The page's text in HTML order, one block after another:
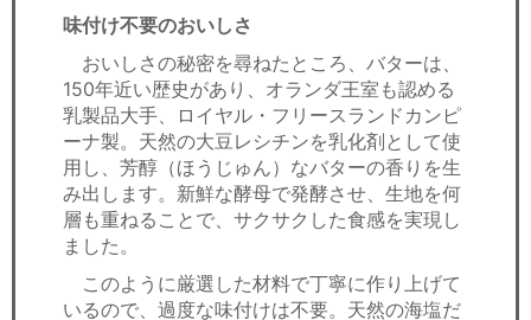
味付け不要のおいしさ
おいしさの秘密を尋ねたところ、バターは、
150年近い歴史があり、オランダ王室も認める
乳製品大手、ロイヤル・フリースランドカンピ
ーナ製。天然の大豆レシチンを乳化剤として使
用し、芳醇（ほうじゅん）なバターの香りを生
み出します。新鮮な酵母で発酵させ、生地を何
層も重ねることで、サクサクした食感を実現し
ました。
このように厳選した材料で丁寧に作り上げて
いるので、過度な味付けは不要。天然の海塩だ